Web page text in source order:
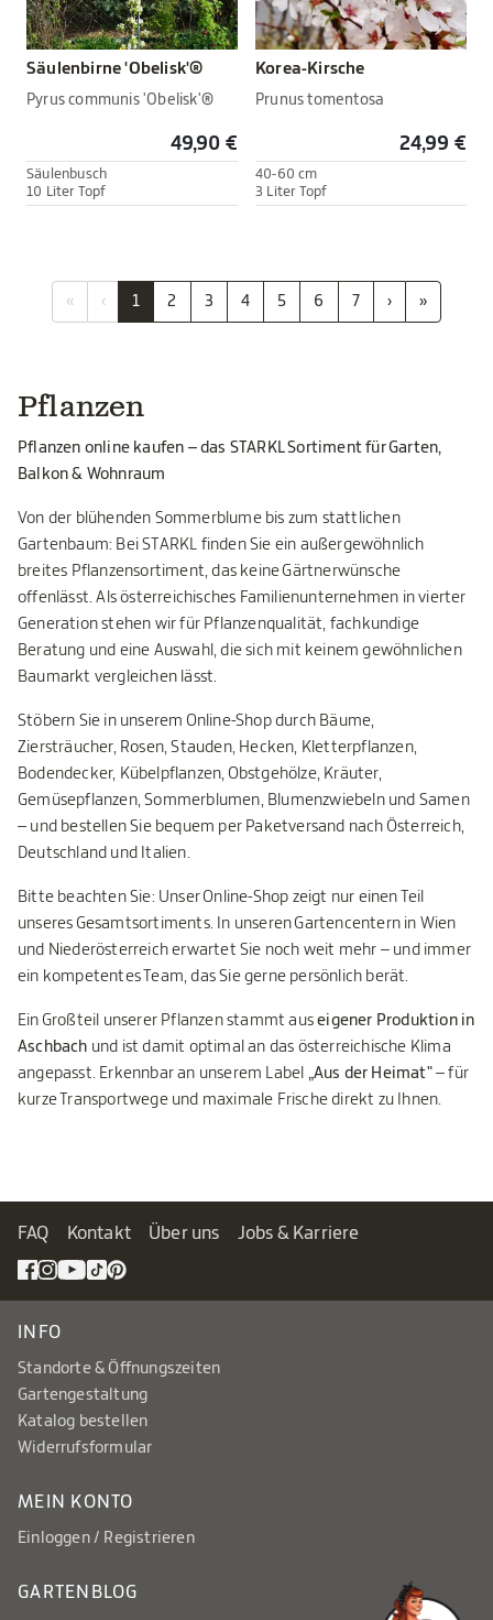
Säulenbirne 'Obelisk'®
Pyrus communis 'Obelisk'®
49,90 €
Säulenbusch
10 Liter Topf
Korea-Kirsche
Prunus tomentosa
24,99 €
40-60 cm
3 Liter Topf
« ‹ 1 2 3 4 5 6 7 › »
Pflanzen
Pflanzen online kaufen – das STARKL Sortiment für Garten,
Balkon & Wohnraum
Von der blühenden Sommerblume bis zum stattlichen
Gartenbaum: Bei STARKL finden Sie ein außergewöhnlich
breites Pflanzensortiment, das keine Gärtnerwünsche
offenlässt. Als österreichisches Familienunternehmen in vierter
Generation stehen wir für Pflanzenqualität, fachkundige
Beratung und eine Auswahl, die sich mit keinem gewöhnlichen
Baumarkt vergleichen lässt.
Stöbern Sie in unserem Online-Shop durch Bäume,
Ziersträucher, Rosen, Stauden, Hecken, Kletterpflanzen,
Bodendecker, Kübelpflanzen, Obstgehölze, Kräuter,
Gemüsepflanzen, Sommerblumen, Blumenzwiebeln und Samen
– und bestellen Sie bequem per Paketversand nach Österreich,
Deutschland und Italien.
Bitte beachten Sie: Unser Online-Shop zeigt nur einen Teil
unseres Gesamtsortiments. In unseren Gartencentern in Wien
und Niederösterreich erwartet Sie noch weit mehr – und immer
ein kompetentes Team, das Sie gerne persönlich berät.
Ein Großteil unserer Pflanzen stammt auseigener Produktion in
Aschbach und ist damit optimal an das österreichische Klima
angepasst. Erkennbar an unserem Label „Aus der Heimat"– für
kurze Transportwege und maximale Frische direkt zu Ihnen.
FAQ Kontakt Über uns Jobs & Karriere
INFO
Standorte & Öffnungszeiten
Gartengestaltung
Katalog bestellen
Widerrufsformular
MEIN KONTO
Einloggen / Registrieren
GARTENBLOG